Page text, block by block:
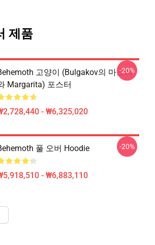
제품
고양이 (Bulgakov의 마스터
Margarita) 포스터
- ₩6,325,020
-20%
풀 오버 Hoodie
- ₩6,883,110
-20%